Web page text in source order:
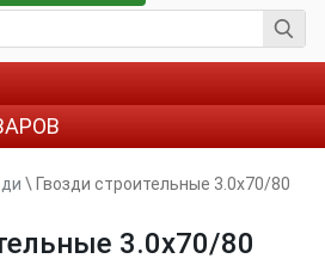
\ Гвозди строительные 3.0х70/80
3.0х70/80